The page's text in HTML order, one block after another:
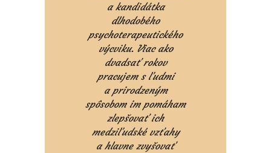
a kandidátka
dlhodobého
psychoterapeutického
výcviku. Viac ako
dvadsať rokov
pracujem s ľudmi
a prirodzeným
spôsobom im pomáham
zlepšovať ich
medziľudské vzťahy
a hlavne zvyšovať